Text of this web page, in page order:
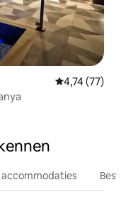
Gemiddelde
4,74 (77)